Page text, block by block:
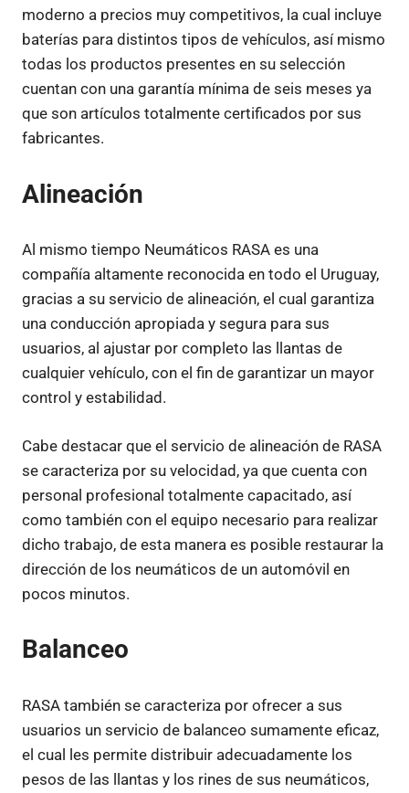
moderno a precios muy competitivos, la cual incluye
baterías para distintos tipos de vehículos, así mismo
todas los productos presentes en su selección
cuentan con una garantía mínima de seis meses ya
que son artículos totalmente certificados por sus
fabricantes.
Alineación
Al mismo tiempo Neumáticos RASA es una
compañía altamente reconocida en todo el Uruguay,
gracias a su servicio de alineación, el cual garantiza
una conducción apropiada y segura para sus
usuarios, al ajustar por completo las llantas de
cualquier vehículo, con el fin de garantizar un mayor
control y estabilidad.
Cabe destacar que el servicio de alineación de RASA
se caracteriza por su velocidad, ya que cuenta con
personal profesional totalmente capacitado, así
como también con el equipo necesario para realizar
dicho trabajo, de esta manera es posible restaurar la
dirección de los neumáticos de un automóvil en
pocos minutos.
Balanceo
RASA también se caracteriza por ofrecer a sus
usuarios un servicio de balanceo sumamente eficaz,
el cual les permite distribuir adecuadamente los
pesos de las llantas y los rines de sus neumáticos,